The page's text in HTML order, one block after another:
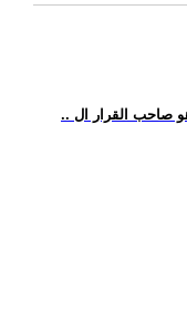
صاحب القرار ال